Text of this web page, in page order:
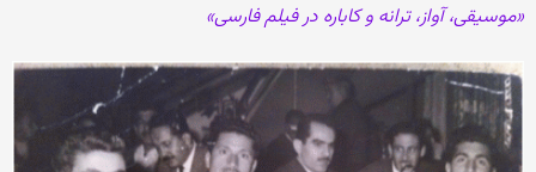
«موسیقی، آواز، ترانه و کاباره در فیلم فارسی»